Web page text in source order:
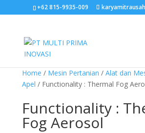
+62 815-9935-009
Home / Mesin Pertanian / Alat dan
Apel / Functionality : Thermal Fog
Functionality :
Fog Aerosol